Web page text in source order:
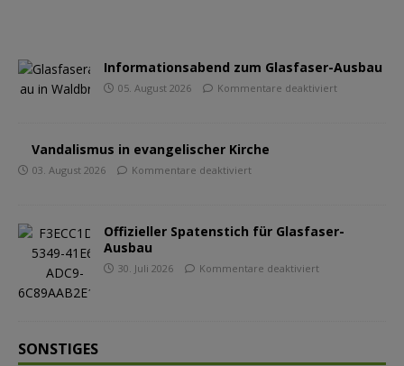
Informationsabend zum Glasfaser-Ausbau
05. August 2026 Kommentare deaktiviert
Vandalismus in evangelischer Kirche
03. August 2026 Kommentare deaktiviert
Offizieller Spatenstich für Glasfaser-
Ausbau
30. Juli 2026 Kommentare deaktiviert
SONSTIGES